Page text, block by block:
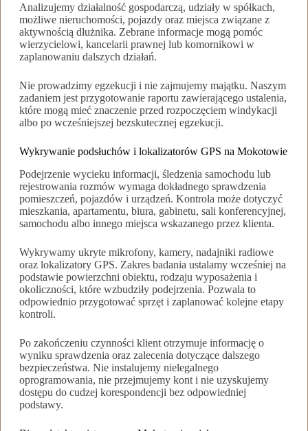
Analizujemy działalność gospodarczą, udziały w spółkach,
możliwe nieruchomości, pojazdy oraz miejsca związane z
aktywnością dłużnika. Zebrane informacje mogą pomóc
wierzycielowi, kancelarii prawnej lub komornikowi w
zaplanowaniu dalszych działań.
Nie prowadzimy egzekucji i nie zajmujemy majątku. Naszym
zadaniem jest przygotowanie raportu zawierającego ustalenia,
które mogą mieć znaczenie przed rozpoczęciem windykacji
albo po wcześniejszej bezskutecznej egzekucji.
Wykrywanie podsłuchów i lokalizatorów GPS na Mokotowie
Podejrzenie wycieku informacji, śledzenia samochodu lub
rejestrowania rozmów wymaga dokładnego sprawdzenia
pomieszczeń, pojazdów i urządzeń. Kontrola może dotyczyć
mieszkania, apartamentu, biura, gabinetu, sali konferencyjnej,
samochodu albo innego miejsca wskazanego przez klienta.
Wykrywamy ukryte mikrofony, kamery, nadajniki radiowe
oraz lokalizatory GPS. Zakres badania ustalamy wcześniej na
podstawie powierzchni obiektu, rodzaju wyposażenia i
okoliczności, które wzbudziły podejrzenia. Pozwala to
odpowiednio przygotować sprzęt i zaplanować kolejne etapy
kontroli.
Po zakończeniu czynności klient otrzymuje informację o
wyniku sprawdzenia oraz zalecenia dotyczące dalszego
bezpieczeństwa. Nie instalujemy nielegalnego
oprogramowania, nie przejmujemy kont i nie uzyskujemy
dostępu do cudzej korespondencji bez odpowiedniej
podstawy.